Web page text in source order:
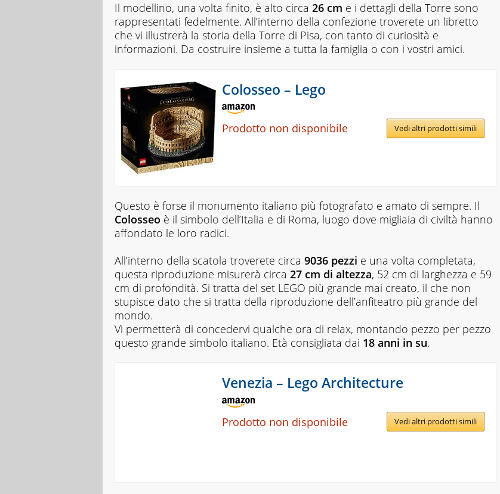
Il modellino, una volta finito, è alto circa 26 cm e i dettagli della Torre sono
rappresentati fedelmente. All’interno della confezione troverete un libretto
che vi illustrerà la storia della Torre di Pisa, con tanto di curiosità e
informazioni. Da costruire insieme a tutta la famiglia o con i vostri amici.
Colosseo – Lego
Prodotto non disponibile Vedi altri prodotti simili
Questo è forse il monumento italiano più fotografato e amato di sempre. Il
Colosseo è il simbolo dell’Italia e di Roma, luogo dove migliaia di civiltà hanno
affondato le loro radici.
All’interno della scatola troverete circa 9036 pezzi e una volta completata,
questa riproduzione misurerà circa 27 cm di altezza, 52 cm di larghezza e 59
cm di profondità. Si tratta del set LEGO più grande mai creato, il che non
stupisce dato che si tratta della riproduzione dell’anfiteatro più grande del
mondo.
Vi permetterà di concedervi qualche ora di relax, montando pezzo per pezzo
questo grande simbolo italiano. Età consigliata dai 18 anni in su.
Venezia – Lego Architecture
Prodotto non disponibile Vedi altri prodotti simili